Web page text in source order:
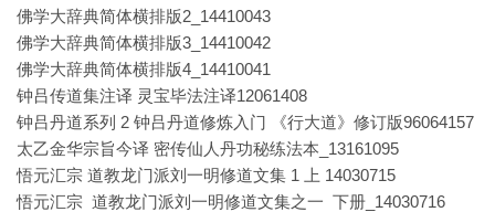
佛学大辞典简体横排版2_14410043
佛学大辞典简体横排版3_14410042
佛学大辞典简体横排版4_14410041
钟吕传道集注译 灵宝毕法注译12061408
钟吕丹道系列 2 钟吕丹道修炼入门 《行大道》修订版96064157
太乙金华宗旨今译 密传仙人丹功秘练法本_13161095
悟元汇宗 道教龙门派刘一明修道文集 1 上 14030715
悟元汇宗 道教龙门派刘一明修道文集之一 下册_14030716